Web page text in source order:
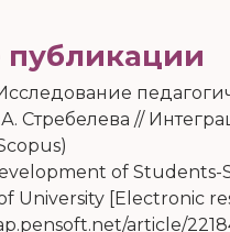
Стребелева //
of
University [Electronic
article/